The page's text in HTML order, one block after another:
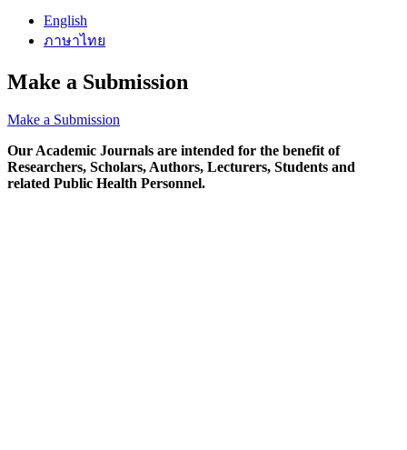
English
ภาษาไทย
Make a Submission
Make a Submission
Our Academic Journals are intended for the benefit of
Researchers, Scholars, Authors, Lecturers, Students and
related Public Health Personnel.